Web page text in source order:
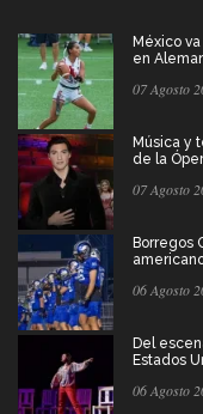
México
en
07 Agosto
Música y
de la
07 Agosto
Borregos
06 Agosto
Del
Estados
06 Agosto